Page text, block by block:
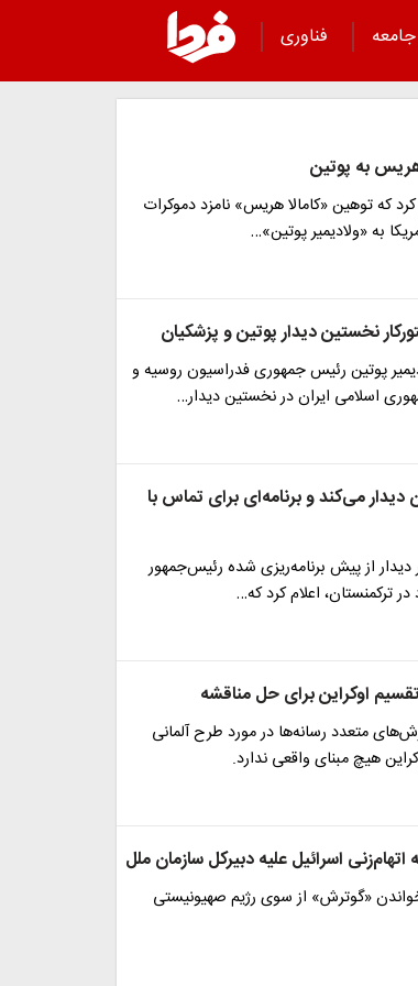
فناوری
به پوتین
که توهین «کامالا هریس» نامزد دموکرات
به «ولادیمیر پوتین»…
نخستین دیدار پوتین و پزشکیان
پوتین رئیس جمهوری فدراسیون روسیه و
اسلامی ایران در نخستین دیدار…
دیدار می‌کند و برنامه‌ای برای تماس با
دیدار از پیش برنامه‌ریزی شده رئیس‌جمهور
ترکمنستان، اعلام کرد که…
اوکراین برای حل مناقشه
متعدد رسانه‌ها در مورد طرح آلمانی
هیچ مبنای واقعی ندارد.
اسرائیل علیه دبیرکل سازمان ملل
«گوترش» از سوی رژیم صهیونیستی